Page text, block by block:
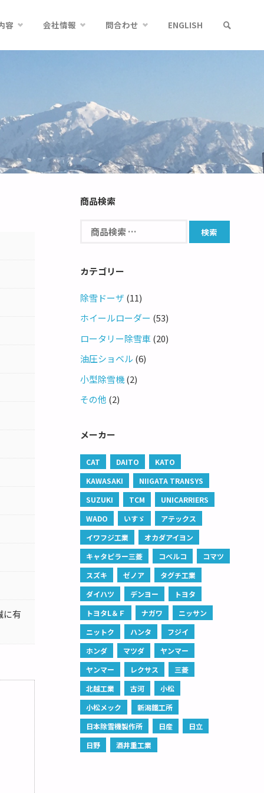
容 会社情報 問合わせ ENGLISH
有
商品検索
カテゴリー
除雪ドーザ (11)
ホイールローダー (53)
ロータリー除雪車 (20)
油圧ショベル (6)
小型除雪機 (2)
その他 (2)
メーカー
CAT DAITO
KATO
KAWASAKI
NIIGATA TRANSYS
SUZUKI
TCM
UNICARRIERS
WADO
いすゞ
アテックス
イワフジ工業
オカダアイヨン
キャタピラー三菱
コベルコ
コマツ
スズキ
ゼノア
タグチ工業
ダイハツ
デンヨー
トヨタ
トヨタL＆Ｆ
ナガワ
ニッサン
ニットク
ハンタ
フジイ
ホンダ
マツダ
ヤンマー
ヤンマー
レクサス
三菱
北越工業
古河
小松
小松メック
新潟鐵工所
日本除雪機製作所
日産
日立
日野
酒井重工業